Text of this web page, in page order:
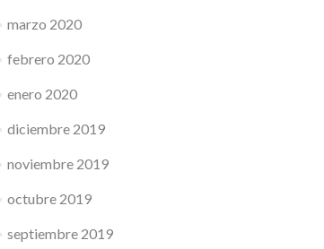
marzo 2020
febrero 2020
enero 2020
diciembre 2019
noviembre 2019
octubre 2019
septiembre 2019